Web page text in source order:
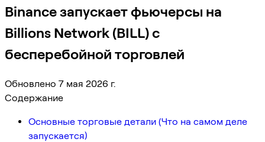
Binance запускает фьючерсы на
Billions Network (BILL) с
бесперебойной торговлей
Обновлено 7 мая 2026 г.
Содержание
Основные торговые детали (Что на самом деле
запускается)